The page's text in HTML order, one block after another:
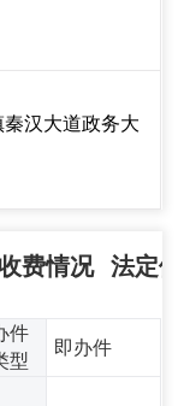
汉大道政务大
费情况 法定
件
型
即办件